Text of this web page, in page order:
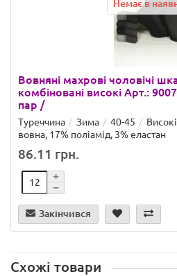
Немає в
Вовняні махрові чоловічі
комбіновані високі Арт.:
пар /
Туреччина Зима 40-45 Високі
вовна, 17% поліамід, 3% еластан
86.11 грн.
Закінчився
Схожі товари